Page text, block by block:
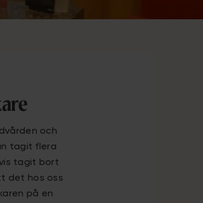
och
tagit flera
tagit bort
det hos oss
på en